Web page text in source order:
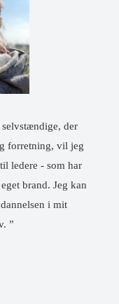
der
forretning, vil jeg
ledere - som har
brand. Jeg kan
i mit
”